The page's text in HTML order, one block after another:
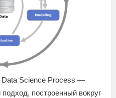
Science Process —
построенный вокруг